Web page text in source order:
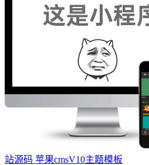
站源码 苹果cmsV10主题模板